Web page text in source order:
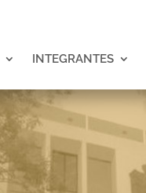
INTEGRANTES